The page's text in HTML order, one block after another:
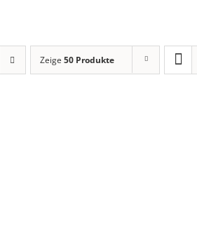
Zeige 50 Produkte